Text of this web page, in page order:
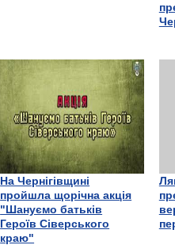
На Чернігівщині
пройшла щорічна акція
"Шануємо батьків
Героїв Сіверського
краю"